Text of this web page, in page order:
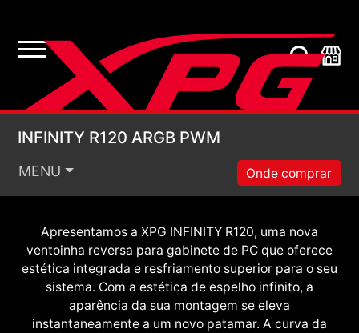
INFINITY R120 ARGB
INFINITY R120 ARGB PWM
MENU Onde comprar
PWM
Visual infinito. Resfriamento
definitivo.
Apresentamos a XPG INFINITY R120, uma nova
ventoinha reversa para gabinete de PC que oferece
estética integrada e resfriamento superior para o seu
sistema. Com a estética de espelho infinito, a
aparência da sua montagem se eleva
instantaneamente a um novo patamar. A curva da